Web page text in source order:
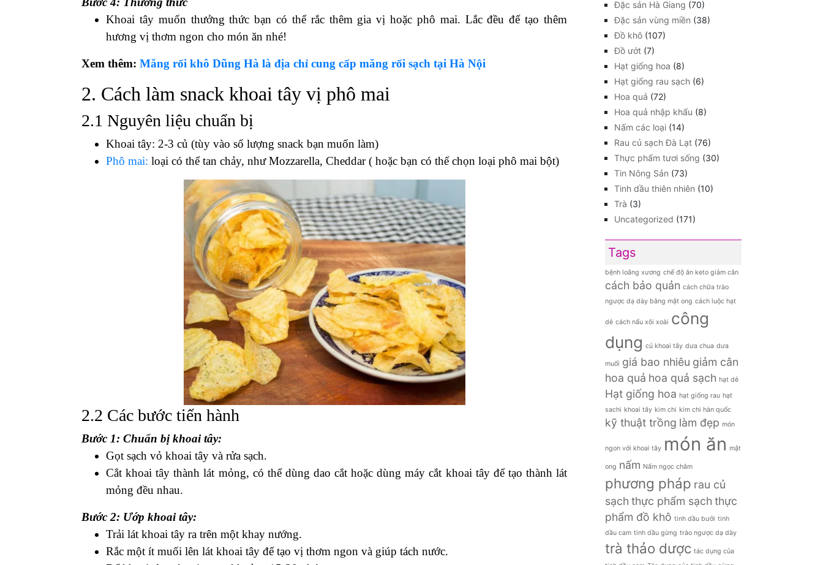
Bước 2: Tiến hành trần khoai tây
Bắc một nồi nước lên bếp và tiến hành đun sôi với lửa lớn. Khi nước sôi thì chúng ta bắt đầu
chần qua nước khoảng 30 giây – 1 phút rồi vớt ra, để ráo nước. Sau khi trần hết tất cả qua với
nước sôi để khoảng 15 phút cho ráo nước. Tiến hành cho khoai vào ngăn mát tủ lạnh và để
Bước 3: Tiến hành chiên khoai tây
Bắc một cái chảo lên bếp, đổ dầu và đun sôi với lửa lớn. Khi dầu sôi thì tiến hành giảm nhỏ lửa
và cho khoai tây vào chiên. Chiên đều tay cho đến khi tháy khoai tây dần ngả sang màu vàng thì
vớt ra, để ráo dầu và nguội. Bảo quản trong tủ lạnh, lúc nào ăn thì chiên lại lần 2.
Bước 4: Thưởng thức
Khoai tây muốn thưởng thức bạn có thể rắc thêm gia vị hoặc phô mai. Lắc đều để tạo thêm
hương vị thơm ngon cho món ăn nhé!
Măng rối khô Dũng Hà là địa chỉ cung cấp măng rối sạch tại Hà Nội
2. Cách làm snack khoai tây vị phô mai
2.1 Nguyên liệu chuẩn bị
Khoai tây: 2-3 củ (tùy vào số lượng snack bạn muốn làm)
loại có thể tan chảy, như Mozzarella, Cheddar ( hoặc bạn có thể chọn loại phô mai bột)
Cách danh mục
Đặc sản Hà Giang(70)
Đặc sản vùng miền
Đồ khô
(107)
Hạt giống rau sạch
Hoa quả(72)
Hoa quả nhập khẩu(8)
Nấm các loại (14)
Rau củ sạch Đà Lạt (76)
Thực phẩm tươi sống
Tin Nông Sản
(73)
Tinh dầu thiên nhiên(10)
Trà (3)
Uncategorized(171)
Tags
bệnh loãng xương chế độ ăn keto giảm cân
cách bảo quản cách chữa trào
ngược dạ dày bằng mật ong
cách luộc hạt
dẻ cách nấu xôi xoài công
dụng
muối giá bao nhiêu
giảm cân
hoa quảhoa quả sạch